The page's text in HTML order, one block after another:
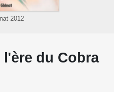
2012
du Cobra